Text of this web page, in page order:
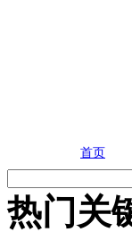
首页
热门关